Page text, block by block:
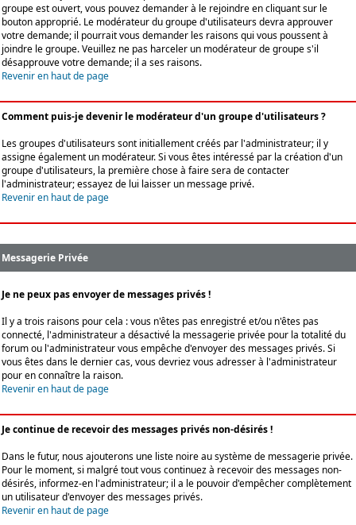
groupe est ouvert, vous pouvez demander à le rejoindre en cliquant sur le
bouton approprié. Le modérateur du groupe d'utilisateurs devra approuver
votre demande; il pourrait vous demander les raisons qui vous poussent à
joindre le groupe. Veuillez ne pas harceler un modérateur de groupe s'il
désapprouve votre demande; il a ses raisons.
Revenir en haut de page
Comment puis-je devenir le modérateur d'un groupe d'utilisateurs ?
Les groupes d'utilisateurs sont initiallement créés par l'administrateur; il y
assigne également un modérateur. Si vous êtes intéressé par la création d'un
groupe d'utilisateurs, la première chose à faire sera de contacter
l'administrateur; essayez de lui laisser un message privé.
Revenir en haut de page
Messagerie Privée
Je ne peux pas envoyer de messages privés !
Il y a trois raisons pour cela : vous n'êtes pas enregistré et/ou n'êtes pas
connecté, l'administrateur a désactivé la messagerie privée pour la totalité du
forum ou l'administrateur vous empêche d'envoyer des messages privés. Si
vous êtes dans le dernier cas, vous devriez vous adresser à l'administrateur
pour en connaître la raison.
Revenir en haut de page
Je continue de recevoir des messages privés non-désirés !
Dans le futur, nous ajouterons une liste noire au système de messagerie privée.
Pour le moment, si malgré tout vous continuez à recevoir des messages non-
désirés, informez-en l'administrateur; il a le pouvoir d'empêcher complètement
un utilisateur d'envoyer des messages privés.
Revenir en haut de page